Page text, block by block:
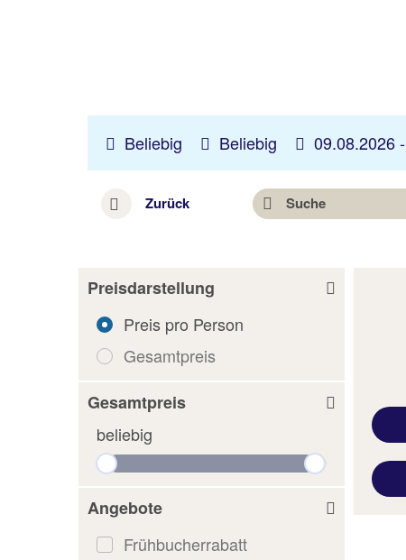
Beliebig Beliebig 09.08.2026 -
Zurück Suche
Preisdarstellung
Preis pro Person
Gesamtpreis
Gesamtpreis
beliebig
Angebote
Frühbucherrabatt